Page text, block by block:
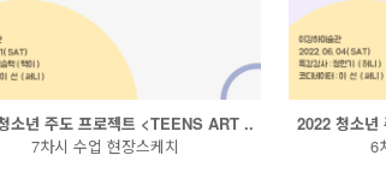
소년 주도 프로젝트 <TEENS ART ..
7차시 수업 현장스케치
2022 청소
6